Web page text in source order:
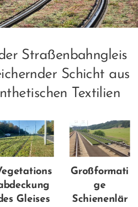
Straßenbahngleis
Schicht aus
Textilien
Gleises
Großformati
ge
Schienenlär